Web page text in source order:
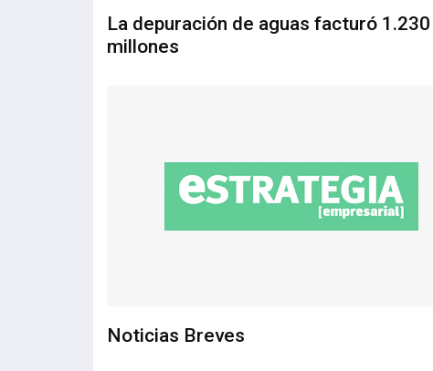
La depuración de aguas facturó 1.230
millones
Noticias Breves